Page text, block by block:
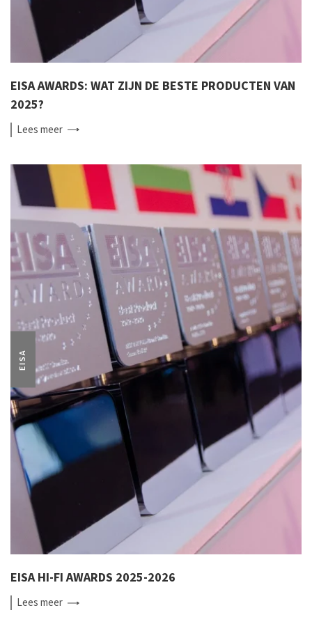
EISA AWARDS: WAT ZIJN DE BESTE PRODUCTEN VAN
2025?
Leesmeer
EISA
EISA HI-FI AWARDS 2025-2026
Leesmeer